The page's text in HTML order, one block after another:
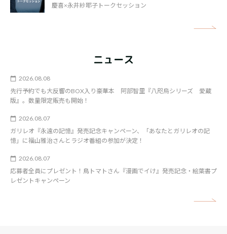
慶喜×永井紗耶子トークセッション
ニュース
2026.08.08
先行予約でも大反響のBOX入り豪華本 阿部智里『八咫烏シリーズ 愛蔵
版』。数量限定販売も開始！
2026.08.07
ガリレオ『永遠の記憶』発売記念キャンペーン、「あなたとガリレオの記
憶」に福山雅治さんとラジオ番組の参加が決定！
2026.08.07
応募者全員にプレゼント！鳥トマトさん『漫画でイけ』発売記念・絵葉書プ
レゼントキャンペーン